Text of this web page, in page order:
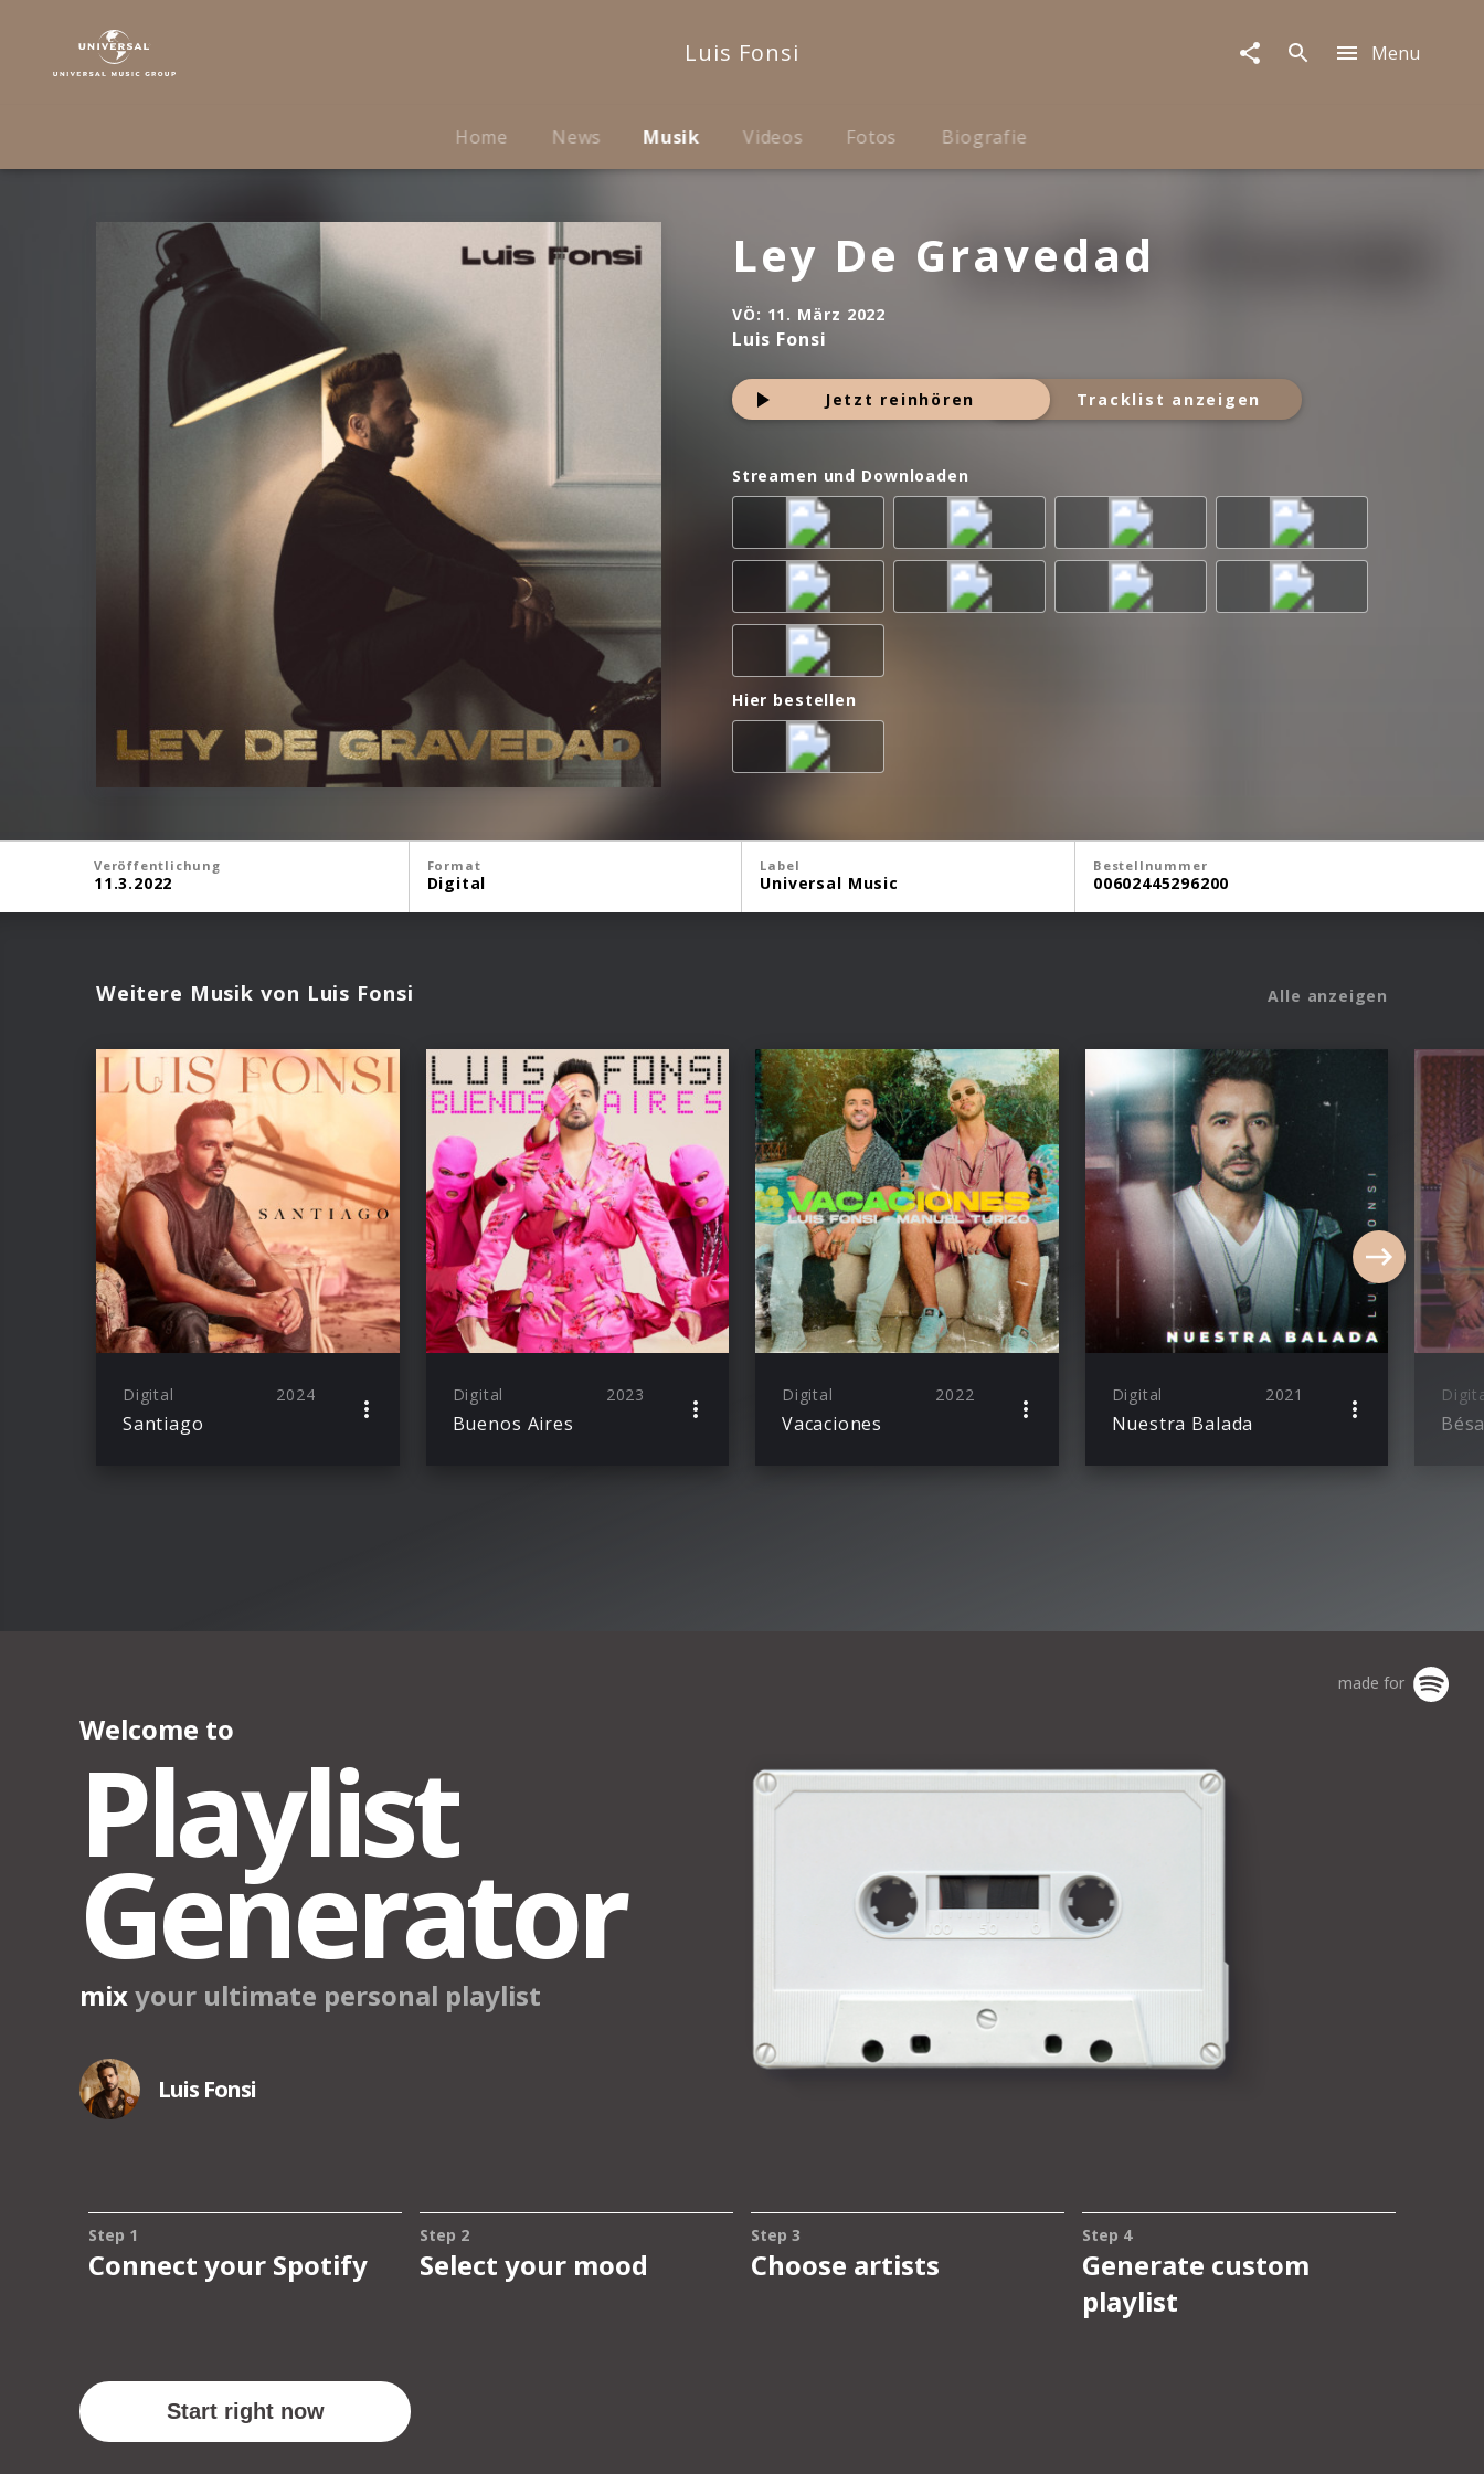
De
Luis Fonsi Menu
Home News Musik Videos Fotos Biografie
Ley De Gravedad
VÖ: 11. März 2022
Luis Fonsi
Jetzt reinhören Tracklist anzeigen
Streamen und Downloaden
Hier bestellen
Veröffentlichung
11.3.2022
Format
Digital
Label
Universal Music
Bestellnummer
00602445296200
Weitere Musik von Luis Fonsi Alle anzeigen
Digital 2024
Santiago
Digital 2023
Buenos Aires
Digital 2022
Vacaciones
Digital 2021
Nuestra Balada